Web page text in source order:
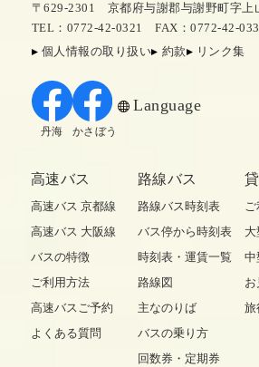
〒629-2301 京都府与謝郡与謝野町字
TEL：0772-42-0321
FAX：0772-42-
個人情報の取り扱い
約款 リンク集
Language
丹海 かさぼう
高速バス
高速バス 京都線
高速バス 大阪線
バスの特徴
ご利用方法
高速バスご予約
よくある質問
路線バス
路線バス時刻表
バス停から時刻表
時刻表・運賃一覧
路線図
主なのりば
バスの乗り方
回数券・定期券
ご
大
中
お
旅